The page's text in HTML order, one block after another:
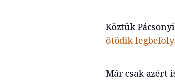
Köztük
ötödik
Már csak azért